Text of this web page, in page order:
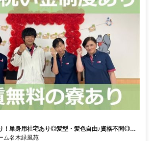
！単身用社宅あり◎髪型・髪色自由♪資格不問◎残
金あり♪年間休日115日★【勝浦市、上総興津駅、特
ム名木緑風苑